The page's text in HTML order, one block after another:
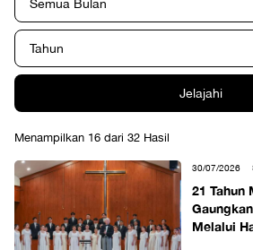
Semua Bulan
Tahun
Jelajahi
Menampilkan 16 dari 32 Hasil
30/07/2026
21 Tahun
Melalui